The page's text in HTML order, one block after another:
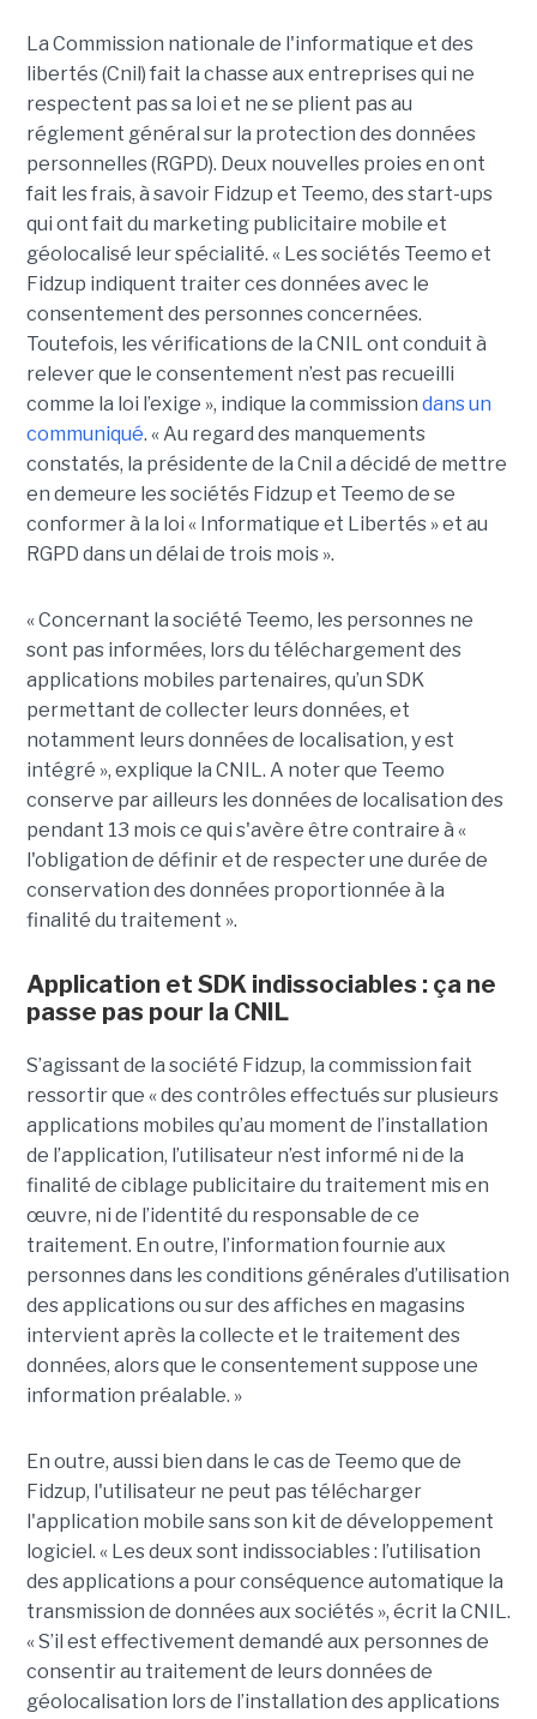
La Commission nationale de l'informatique et des
libertés (Cnil) fait la chasse aux entreprises qui ne
respectent pas sa loi et ne se plient pas au
réglement général sur la protection des données
personnelles (RGPD). Deux nouvelles proies en ont
fait les frais, à savoir Fidzup et Teemo, des start-ups
qui ont fait du marketing publicitaire mobile et
géolocalisé leur spécialité. « Les sociétés Teemo et
Fidzup indiquent traiter ces données avec le
consentement des personnes concernées.
Toutefois, les vérifications de la CNIL ont conduit à
relever que le consentement n’est pas recueilli
comme la loi l’exige », indique la commission dans un
communiqué. « Au regard des manquements
constatés, la présidente de la Cnil a décidé de mettre
en demeure les sociétés Fidzup et Teemo de se
conformer à la loi « Informatique et Libertés » et au
RGPD dans un délai de trois mois ».
« Concernant la société Teemo, les personnes ne
sont pas informées, lors du téléchargement des
applications mobiles partenaires, qu’un SDK
permettant de collecter leurs données, et
notamment leurs données de localisation, y est
intégré », explique la CNIL. A noter que Teemo
conserve par ailleurs les données de localisation des
pendant 13 mois ce qui s'avère être contraire à «
l'obligation de définir et de respecter une durée de
conservation des données proportionnée à la
finalité du traitement ».
Application et SDK indissociables : ça ne
passe pas pour la CNIL
S’agissant de la société Fidzup, la commission fait
ressortir que « des contrôles effectués sur plusieurs
applications mobiles qu’au moment de l’installation
de l’application, l’utilisateur n’est informé ni de la
finalité de ciblage publicitaire du traitement mis en
œuvre, ni de l’identité du responsable de ce
traitement. En outre, l’information fournie aux
personnes dans les conditions générales d’utilisation
des applications ou sur des affiches en magasins
intervient après la collecte et le traitement des
données, alors que le consentement suppose une
information préalable. »
En outre, aussi bien dans le cas de Teemo que de
Fidzup, l'utilisateur ne peut pas télécharger
l'application mobile sans son kit de développement
logiciel. « Les deux sont indissociables : l’utilisation
des applications a pour conséquence automatique la
transmission de données aux sociétés », écrit la CNIL.
« S’il est effectivement demandé aux personnes de
consentir au traitement de leurs données de
géolocalisation lors de l’installation des applications